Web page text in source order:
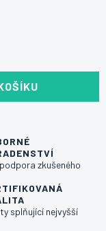
zkušeného
splňující nejvyšší